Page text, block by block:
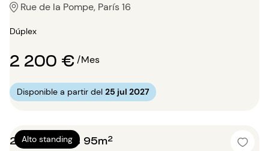
Rue de la Pompe, París 16
Dúplex
2 200 €/Mes
Disponible a partir del 25 jul 2027
Alto standing
2 dormitorios 95m²